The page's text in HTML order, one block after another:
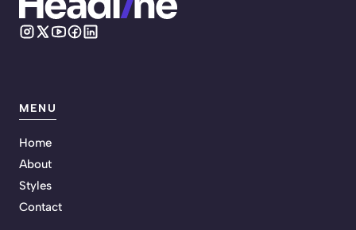
MENU
Home
About
Styles
Contact